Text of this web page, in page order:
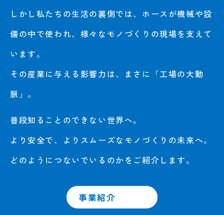
しかし私たちの生活の裏側では、ホースが機械や設
備の中で使われ、 様々なモノづくりの現場を支えて
います。
その産業に与える影響力は、まさに「工場の大動
脈」。
普段知ることのできない世界へ。
より安全で、よりスムーズなモノづくりの未来へ。
どのようにつないでいるのかをご紹介します。
事業紹介